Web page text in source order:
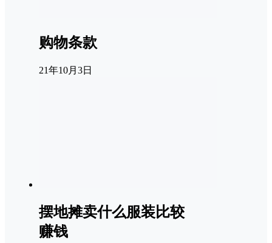
购物条款
21年10月3日
摆地摊卖什么服装比较
赚钱